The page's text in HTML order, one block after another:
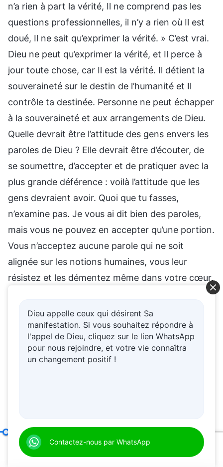
n’a rien à part la vérité, Il ne comprend pas les
questions professionnelles, il n’y a rien où Il est
doué, Il ne sait qu’exprimer la vérité. » C’est vrai.
Dieu ne peut qu’exprimer la vérité, et Il perce à
jour toute chose, car Il est la vérité. Il détient la
souveraineté sur le destin de l’humanité et Il
contrôle ta destinée. Personne ne peut échapper
à la souveraineté et aux arrangements de Dieu.
Quelle devrait être l’attitude des gens envers les
paroles de Dieu ? Elle devrait être d’écouter, de
se soumettre, d’accepter et de pratiquer avec la
plus grande déférence : voilà l’attitude que les
gens devraient avoir. Quoi que tu fasses,
n’examine pas. Je vous ai dit bien des paroles,
mais vous ne pouvez en accepter qu’une portion.
Vous n’acceptez aucune parole qui ne soit
alignée sur les notions humaines, vous leur
résistez et les démentez même dans votre cœur.
Vous n’acceptez que les paroles qui sont alignées
sur les notions humaines et rejetez celles qui ne
le sont pas. Pouvez-vous gagner la vérité ainsi ?
Les paroles qui ne sont pas conformes aux
notions humaines ne sont-elles pas la vérité ?
tu comprends, et laisse chacun décider si, oui ou
non, elles sont la vérité. Si tu peux admettre que
Dieu appelle ceux qui désirent Sa
manifestation. Si vous souhaitez répondre à
l'appel de Dieu, cliquez sur le lien WhatsApp
pour nous rejoindre, et votre vie connaîtra
un changement positif !
Contactez-nous par WhatsApp (Extrait 7)